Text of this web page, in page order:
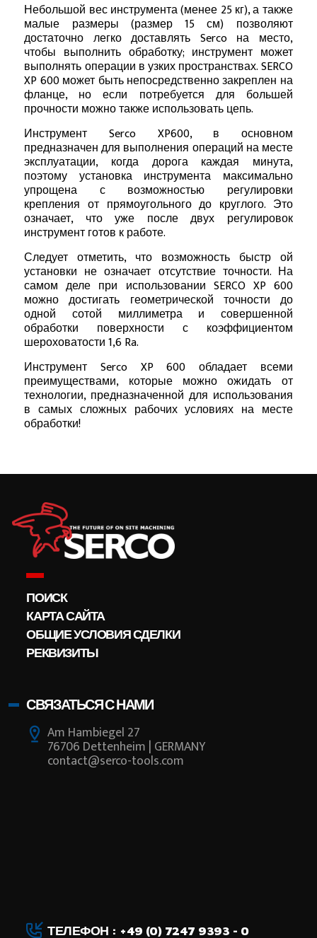
Небольшой вес инструмента (менее 25 кг), а также
малые размеры (размер 15 см) позволяют
достаточно легко доставлять Serco на место,
чтобы выполнить обработку; инструмент может
выполнять операции в узких пространствах. SERCO
XP 600 может быть непосредственно закреплен на
фланце, но если потребуется для большей
прочности можно также использовать цепь.
Инструмент Serco XP600, в основном
предназначен для выполнения операций на месте
эксплуатации, когда дорога каждая минута,
поэтому установка инструмента максимально
упрощена с возможностью регулировки
крепления от прямоугольного до круглого. Это
означает, что уже после двух регулировок
инструмент готов к работе.
Следует отметить, что возможность быстр ой
установки не означает отсутствие точности. На
самом деле при использовании SERCO XP 600
можно достигать геометрической точности до
одной сотой миллиметра и совершенной
обработки поверхности с коэффициентом
шероховатости 1,6 Ra.
Инструмент Serco XP 600 обладает всеми
преимуществами, которые можно ожидать от
технологии, предназначенной для использования
в самых сложных рабочих условиях на месте
обработки!
ПОИСК
КАРТА САЙТА
ОБЩИЕ УСЛОВИЯ СДЕЛКИ
РЕКВИЗИТЫ
СВЯЗАТЬСЯ С НАМИ
Am Hambiegel 27
76706 Dettenheim | GERMANY
contact@serco-tools.com
ТЕЛЕФОН : +49 (0) 7247 9393 - 0